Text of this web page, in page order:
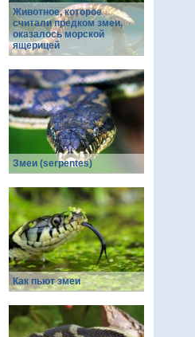
Животное, которое
считали предком змеи,
оказалось морской
ящерицей
Змеи (serpentes)
Как пьют змеи